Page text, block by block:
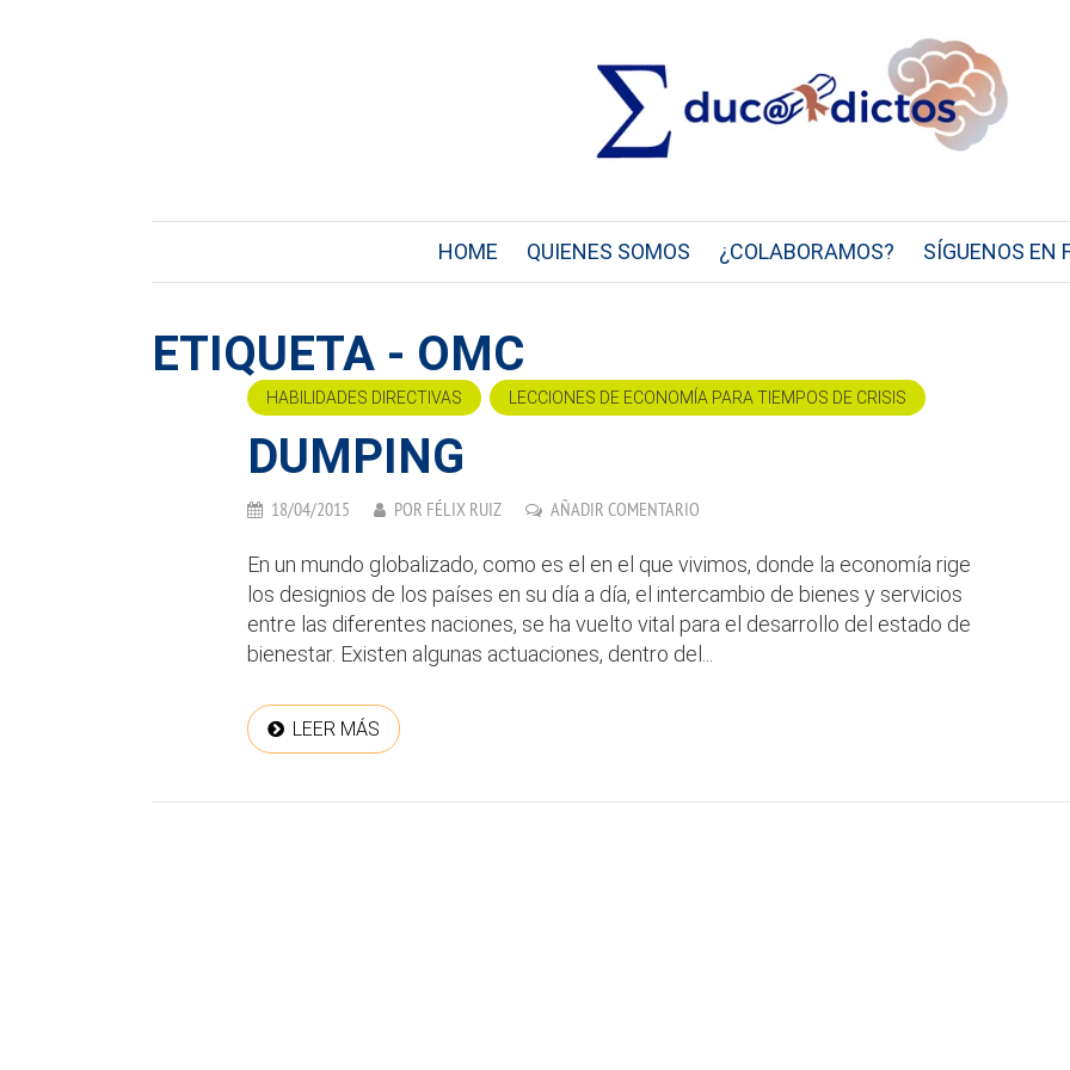
HOME QUIENES SOMOS ¿COLABORAMOS? SÍGUENOS EN
ETIQUETA - OMC
HABILIDADES DIRECTIVAS LECCIONES DE ECONOMÍA PARA TIEMPOS DE CRISIS
DUMPING
18/04/2015 POR FÉLIX RUIZ AÑADIR COMENTARIO
En un mundo globalizado, como es el en el que vivimos, donde la economía rige
los designios de los países en su día a día, el intercambio de bienes y servicios
entre las diferentes naciones, se ha vuelto vital para el desarrollo del estado de
bienestar. Existen algunas actuaciones, dentro del...
LEER MÁS